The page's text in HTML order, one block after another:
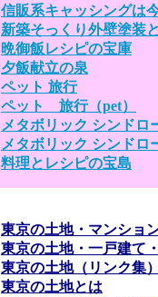
信販系キャッシングは
新築そっくり外壁塗装
晩御飯レシピの宝庫
夕飯献立の泉
ペット 旅行
ペット 旅行（pet）
メタボリック シンドロ
メタボリック シンドロ
料理とレシピの宝島
東京の土地・マンショ
東京の土地・一戸建て
東京の土地（リンク集
東京の土地とは